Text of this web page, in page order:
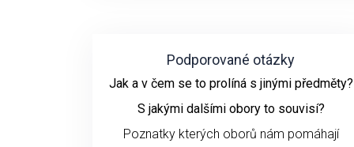
Podporované otázky
Jak a v čem se to prolíná s jinými předměty?
S jakými dalšími obory to souvisí?
Poznatky kterých oborů nám pomáhají